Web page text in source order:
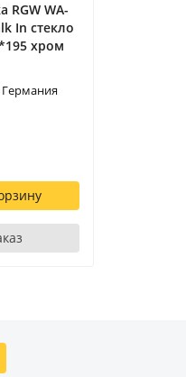
RGW WA-
In cтекло
xром
Германия